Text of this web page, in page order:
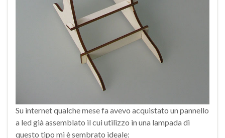
Su internet qualche mese fa avevo acquistato un pannello
a led già assemblato il cui utilizzo in una lampada di
questo tipo mi è sembrato ideale: